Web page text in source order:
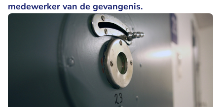
medewerker van de gevangenis.